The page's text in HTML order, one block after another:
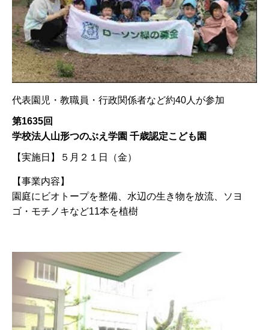
代表園児・教職員・行政関係者など約40人が参加
第1635回
学校法人山形つのぶえ学園 千歳認定こども園
【実施日】 ５月２１日（金）
【事業内容】
園庭にビオトープを整備、水辺の生き物を放流、ソヨ
ゴ・モチノキなど11本を植樹